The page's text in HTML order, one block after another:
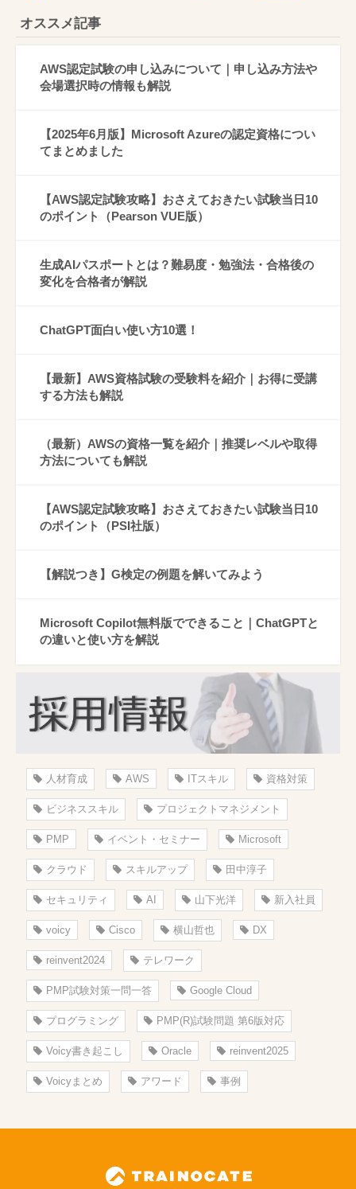
オススメ記事
AWS認定試験の申し込みについて｜申し込み方法や
会場選択時の情報も解説
【2025年6月版】Microsoft Azureの認定資格につい
てまとめました
【AWS認定試験攻略】おさえておきたい試験当日10
のポイント（Pearson VUE版）
生成AIパスポートとは？難易度・勉強法・合格後の
変化を合格者が解説
ChatGPT面白い使い方10選！
【最新】AWS資格試験の受験料を紹介｜お得に受講
する方法も解説
（最新）AWSの資格一覧を紹介｜推奨レベルや取得
方法についても解説
【AWS認定試験攻略】おさえておきたい試験当日10
のポイント（PSI社版）
【解説つき】G検定の例題を解いてみよう
Microsoft Copilot無料版でできること｜ChatGPTと
の違いと使い方を解説
人材育成 AWS ITスキル 資格対策
ビジネススキル プロジェクトマネジメント
PMP イベント・セミナー Microsoft
クラウド スキルアップ 田中淳子
セキュリティ AI 山下光洋 新入社員
voicy Cisco 横山哲也 DX
reinvent2024 テレワーク
PMP試験対策一問一答 Google Cloud
プログラミング PMP(R)試験問題 第6版対応
Voicy書き起こし Oracle reinvent2025
Voicyまとめ アワード 事例